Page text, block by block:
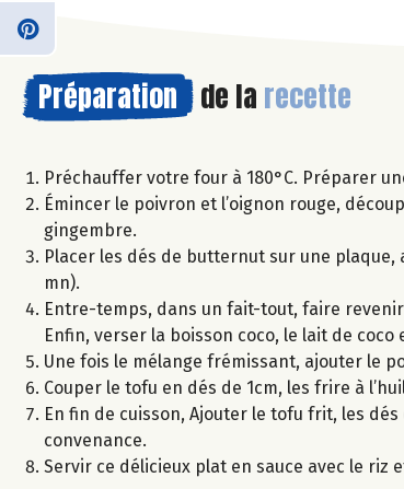
Préparation de la recette
Préchauffer votre four à 180°C. Préparer
Émincer le poivron et l’oignon rouge,
gingembre.
Placer les dés de butternut sur une plaque,
mn).
Entre-temps, dans un fait-tout, faire revenir
Enfin, verser la boisson coco, le lait de coco
Une fois le mélange frémissant, ajouter le
Couper le tofu en dés de 1cm, les frire à
En fin de cuisson, Ajouter le tofu frit, les
convenance.
Servir ce délicieux plat en sauce avec le riz